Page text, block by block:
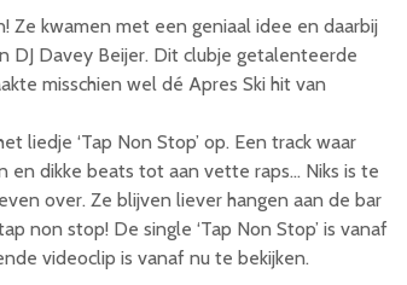
Ze kwamen met een geniaal idee en daarbij
DJ Davey Beijer. Dit clubje getalenteerde
misschien wel dé Apres Ski hit van
liedje ‘Tap Non Stop’ op. Een track waar
en dikke beats tot aan vette raps… Niks is te
over. Ze blijven liever hangen aan de bar
non stop! De single ‘Tap Non Stop’ is vanaf
videoclip is vanaf nu te bekijken.